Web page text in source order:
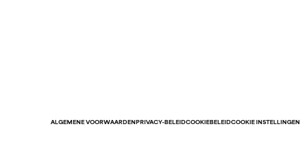
ALGEMENE VOORWAARDENPRIVACY-BELEIDCOOKIEBELEIDCOOKIE INSTELLINGEN